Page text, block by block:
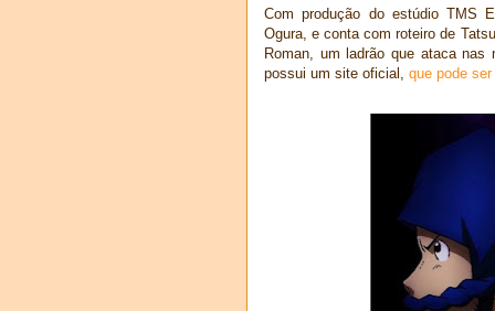
Com produção do estúdio TMS
Ogura, e conta com roteiro de
Roman, um ladrão que ataca
possui um site oficial, que pode